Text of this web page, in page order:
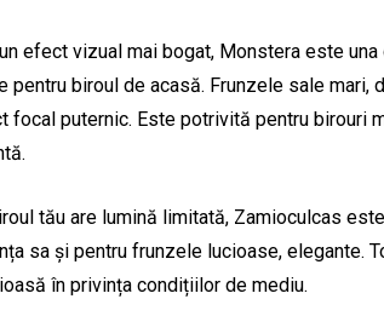
efect vizual mai bogat, Monstera este
pentru biroul de acasă. Frunzele sale mari,
focal puternic. Este potrivită pentru birouri
tău are lumină limitată, Zamioculcas
sa și pentru frunzele lucioase, elegante.
în privința condițiilor de mediu.